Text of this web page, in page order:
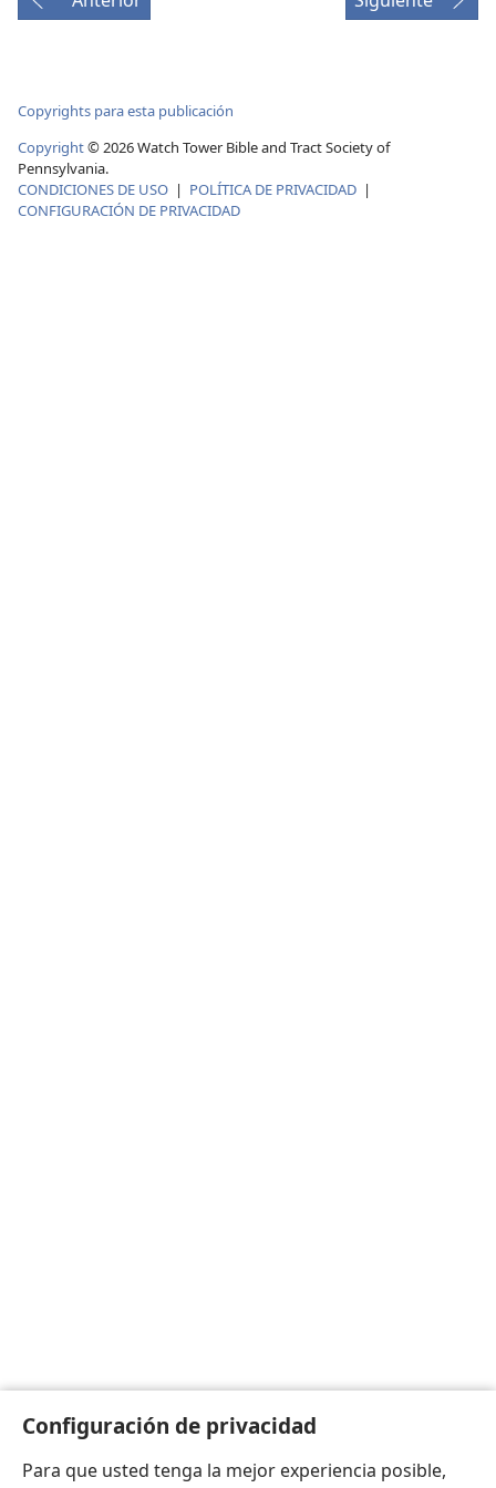
Configuración de privacidad
Para que usted tenga la mejor experiencia posible,
Copyrights para esta publicación
Copyright© 2026 Watch Tower Bible and Tract Society of
Pennsylvania.
CONDICIONES DE USO | POLÍTICA DE PRIVACIDAD |
CONFIGURACIÓN DE PRIVACIDAD